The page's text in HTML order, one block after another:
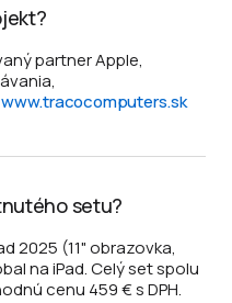
partner Apple,
www.tracocomputers.sk
setu?
2025 (11" obrazovka,
na iPad. Celý set spolu
cenu 459 € s DPH.